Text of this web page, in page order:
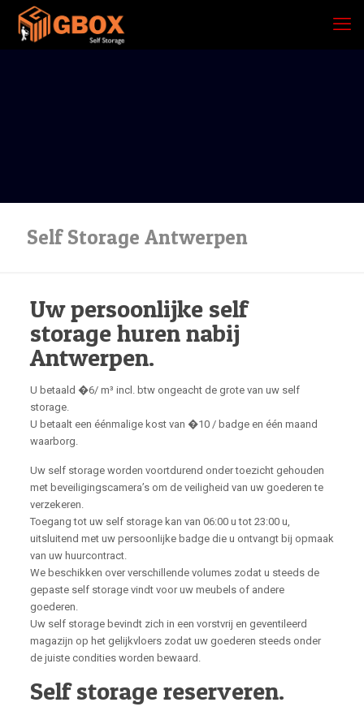
Self Storage Antwerpen
Uw persoonlijke self
storage huren nabij
Antwerpen.
U betaald �6/ m³ incl. btw ongeacht de grote van uw self
storage.
U betaalt een éénmalige kost van �10 / badge en één maand
waarborg.
Uw self storage worden voortdurend onder toezicht gehouden
met beveiligingscamera’s om de veiligheid van uw goederen te
verzekeren.
Toegang tot uw self storage kan van 06:00 u tot 23:00 u,
uitsluitend met uw persoonlijke badge die u ontvangt bij opmaak
van uw huurcontract.
We beschikken over verschillende volumes zodat u steeds de
gepaste self storage vindt voor uw meubels of andere
goederen.
Uw self storage bevindt zich in een vorstvrij en geventileerd
magazijn op het gelijkvloers zodat uw goederen steeds onder
de juiste condities worden bewaard.
Self storage reserveren.